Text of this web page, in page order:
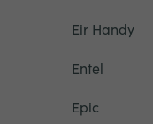
Eir Handy
Entel
Epic